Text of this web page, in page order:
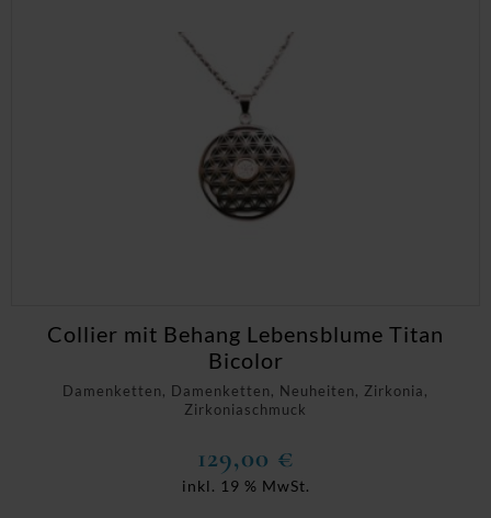
Damenketten, Damenketten, Neuheiten, Zirkonia,
Zirkoniaschmuck
Collier mit Behang Lebensblume Titan
Bicolor
129,00 €
inkl. 19 % MwSt.